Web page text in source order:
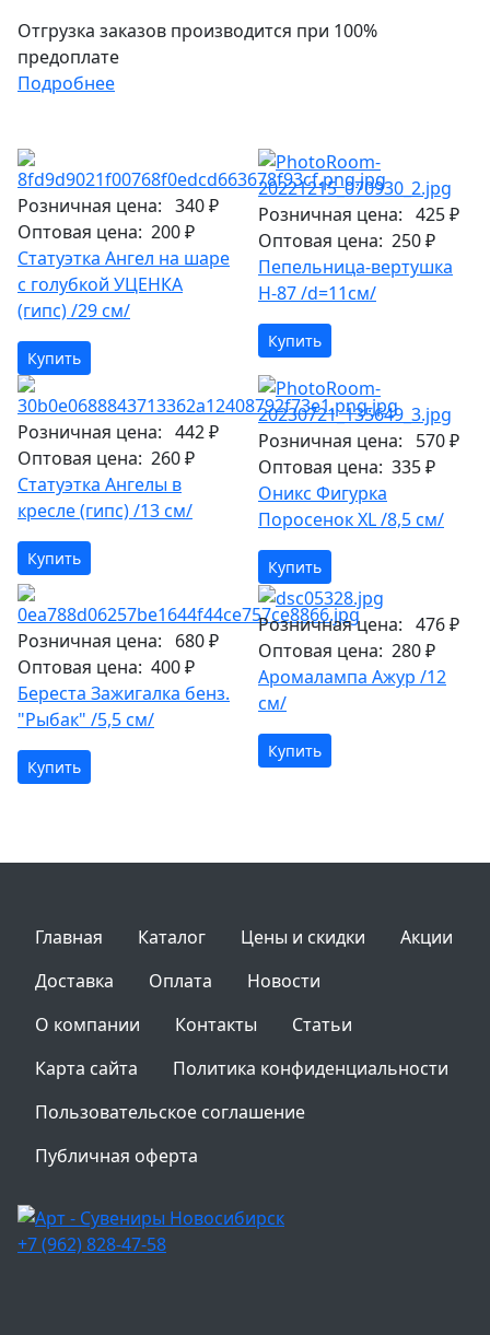
Отгрузка заказов производится при 100%
предоплате
Подробнее
Розничная цена: 340 ₽
Оптовая цена: 200 ₽
Статуэтка Ангел на шаре
с голубкой УЦЕНКА
(гипс) /29 см/
Купить
Розничная цена: 425 ₽
Оптовая цена: 250 ₽
Пепельница-вертушка
H-87 /d=11см/
Купить
Розничная цена: 442 ₽
Оптовая цена: 260 ₽
Статуэтка Ангелы в
кресле (гипс) /13 см/
Купить
Розничная цена:
570 ₽
Оптовая цена: 335 ₽
Оникс Фигурка
Поросенок XL /8,5 см/
Купить
Розничная цена:
680 ₽
Оптовая цена: 400 ₽
Береста Зажигалка бенз.
"Рыбак" /5,5 см/
Купить
Розничная цена: 476 ₽
Оптовая цена: 280 ₽
Аромалампа Ажур /12
см/
Купить
Главная Каталог Цены и скидки
Акции
Доставка
Оплата
Новости
О компании
Контакты
Статьи
Карта сайта
Политика конфиденциальности
Пользовательское соглашение
Публичная оферта
+7 (962) 828-47-58